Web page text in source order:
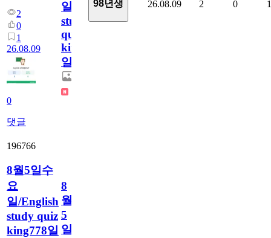
2
0
1
26.08.09
0
댓글
일/English
study
quiz
king779
일
98년생 26.08.09 2 0 1
196766
8월5일수
요
일/English
study quiz
king778일
8
월
5
일